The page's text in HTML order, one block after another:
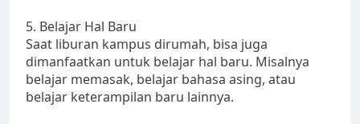
5. Belajar Hal Baru
Saat liburan kampus dirumah, bisa juga
dimanfaatkan untuk belajar hal baru. Misalnya
belajar memasak, belajar bahasa asing, atau
belajar keterampilan baru lainnya.